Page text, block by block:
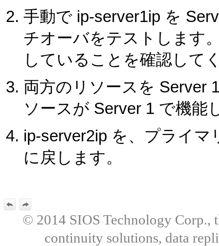
手動で ip-server1ip を
チオーバをテストします
していることを確認して
両方のリソースを Server
ソースが Server 1 で機能
ip-server2ip を、プライマ
に戻します。
© 2014 SIOS Technology Corp.,
continuity solutions, data